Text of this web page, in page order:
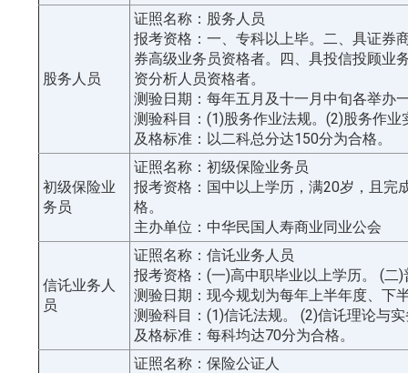
股务人员
证照名称：股务人员
报考资格：一、专科以上毕。二、具证券
券高级业务员资格者。四、具投信投顾业
资分析人员资格者。
测验日期：每年五月及十一月中旬各举办
测验科目：(1)股务作业法规。(2)股务作业
及格标准：以二科总分达150分为合格。
初级保险业
务员
证照名称：初级保险业务员
报考资格：国中以上学历，满20岁，且完
格。
主办单位：中华民国人寿商业同业公会
信讬业务人
员
证照名称：信讬业务人员
报考资格：(一)高中职毕业以上学历。 (二
测验日期：现今规划为每年上半年度、下
测验科目：(1)信讬法规。 (2)信讬理论与
及格标准：每科均达70分为合格。
证照名称：保险公证人